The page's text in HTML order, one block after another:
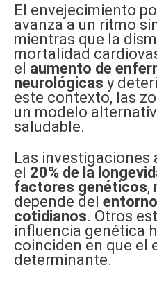
El envejecimiento
avanza a un ritmo
mientras que la
mortalidad
el aumento de
neurológicas y
este contexto, las
un modelo
saludable.
Las investigaciones
el 20% de la
factores genéticos,
depende del entorno
cotidianos. Otros
influencia genética
coinciden en que el
determinante.